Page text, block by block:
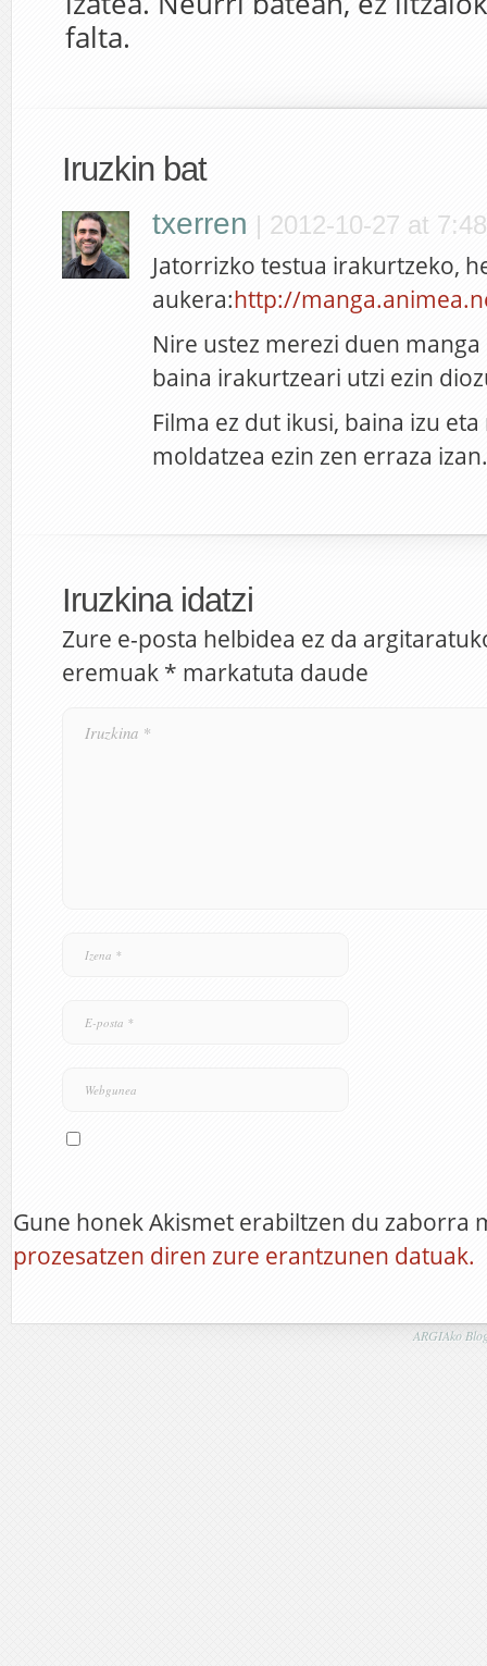
falta.
Iruzkin bat
txerren | 2012-10-27 at 7:48
Jatorrizko testua irakurtzeko,
aukera:http://
Nire ustez merezi duen
baina irakurtzeari utzi ezin
Filma ez dut ikusi, baina izu
moldatzea ezin zen erraza izan.
Iruzkina idatzi
Zure e-posta helbidea ez da
eremuak * markatuta daude
Gune honek Akismet erabiltzen du zaborra
prozesatzen diren zure erantzunen datuak.
ARGIAko